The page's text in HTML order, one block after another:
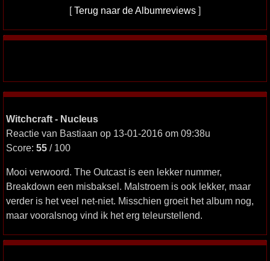
[Terug naar de Albumreviews ]
Witchcraft - Nucleus
Reactie van Bastiaan op 13-01-2016 om 09:38u
Score: 55 / 100
Mooi verwoord. The Outcast is een lekker nummer,
Breakdown een misbaksel. Malstroem is ook lekker, maar
verder is het veel net-niet. Misschien groeit het album nog,
maar vooralsnog vind ik het erg teleurstellend.